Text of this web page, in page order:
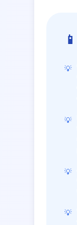
📱
💡
💡
💡
💡